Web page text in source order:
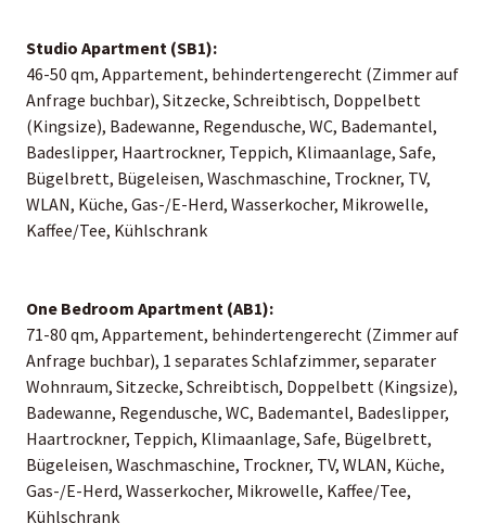
Studio Apartment (SB1):
46-50 qm, Appartement, behindertengerecht (Zimmer auf
Anfrage buchbar), Sitzecke, Schreibtisch, Doppelbett
(Kingsize), Badewanne, Regendusche, WC, Bademantel,
Badeslipper, Haartrockner, Teppich, Klimaanlage, Safe,
Bügelbrett, Bügeleisen, Waschmaschine, Trockner, TV,
WLAN, Küche, Gas-/E-Herd, Wasserkocher, Mikrowelle,
Kaffee/Tee, Kühlschrank
One Bedroom Apartment (AB1):
71-80 qm, Appartement, behindertengerecht (Zimmer auf
Anfrage buchbar), 1 separates Schlafzimmer, separater
Wohnraum, Sitzecke, Schreibtisch, Doppelbett (Kingsize),
Badewanne, Regendusche, WC, Bademantel, Badeslipper,
Haartrockner, Teppich, Klimaanlage, Safe, Bügelbrett,
Bügeleisen, Waschmaschine, Trockner, TV, WLAN, Küche,
Gas-/E-Herd, Wasserkocher, Mikrowelle, Kaffee/Tee,
Kühlschrank